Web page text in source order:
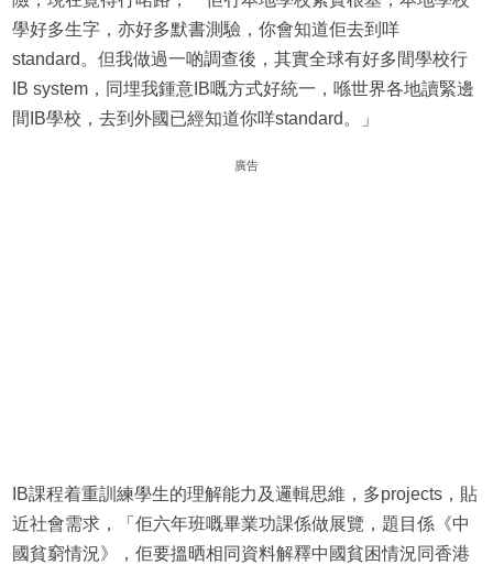
學好多生字，亦好多默書測驗，你會知道佢去到咩
standard。但我做過一啲調查後，其實全球有好多間學校行
IB system，同埋我鍾意IB嘅方式好統一，喺世界各地讀緊邊
間IB學校，去到外國已經知道你咩standard。」
廣告
IB課程着重訓練學生的理解能力及邏輯思維，多projects，貼
近社會需求，「佢六年班嘅畢業功課係做展覽，題目係《中
國貧窮情況》，佢要搵晒相同資料解釋中國貧困情況同香港